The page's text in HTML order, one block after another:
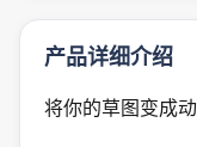
产品详细介绍
将你的草图变成